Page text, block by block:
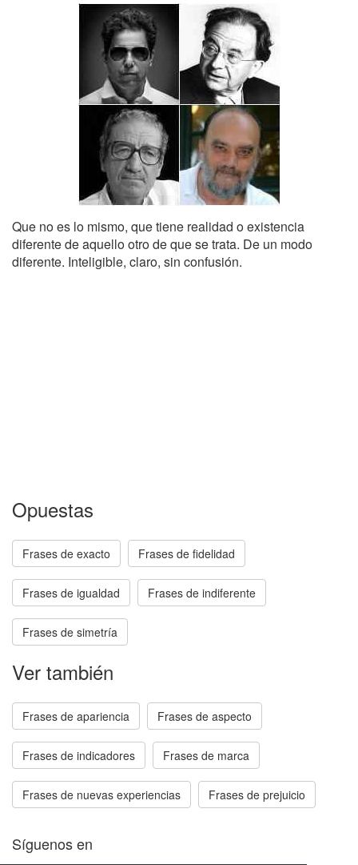
Que no es lo mismo, que tiene realidad o existencia
diferente de aquello otro de que se trata. De un modo
diferente. Inteligible, claro, sin confusión.
Opuestas
Frases de exacto Frases de fidelidad
Frases de igualdad Frases de indiferente
Frases de simetría
Ver también
Frases de apariencia Frases de aspecto
Frases de indicadores Frases de marca
Frases de nuevas experiencias Frases de prejuicio
Síguenos en